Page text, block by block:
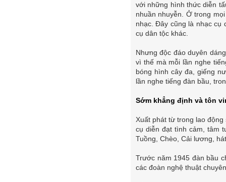
với những hình thức diễn
nhuần nhuyễn. Ở trong
nhạc. Đây cũng là nhạc cụ
cụ dân tộc khác.
Nhưng độc đáo duyên
vì thế mà mỗi lần nghe
bóng hình cây đa, giếng
lần nghe tiếng đàn bầu,
Sớm khẳng định và tôn
Xuất phát từ trong lao
cụ diễn đạt tình cảm, tâm
Tuồng, Chèo, Cải lương,
Trước năm 1945 đàn bầu
các đoàn nghệ thuật